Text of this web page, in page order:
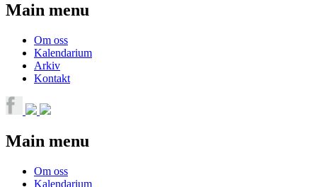
Main menu
Om oss
Kalendarium
Arkiv
Kontakt
Main menu
Om oss
Kalendarium